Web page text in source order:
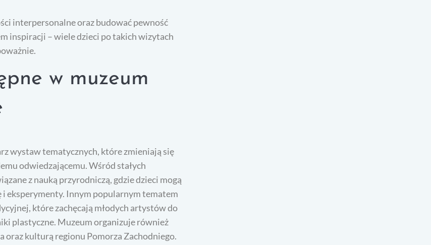
interpersonalne oraz budować pewność
inspiracji – wiele dzieci po takich wizytach
w muzeum
wystaw tematycznych, które zmieniają się
odwiedzającemu. Wśród stałych
z nauką przyrodniczą, gdzie dzieci mogą
i eksperymenty. Innym popularnym tematem
które zachęcają młodych artystów do
plastyczne. Muzeum organizuje również
oraz kulturą regionu Pomorza Zachodniego.